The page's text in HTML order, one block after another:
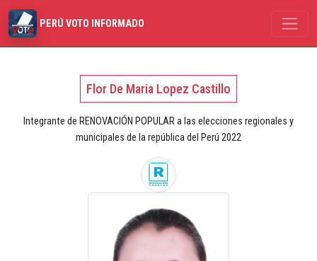
PERÚ VOTO INFORMADO
Flor De Maria Lopez Castillo
Integrante de RENOVACIÓN POPULAR a las elecciones regionales y
municipales de la república del Perú 2022